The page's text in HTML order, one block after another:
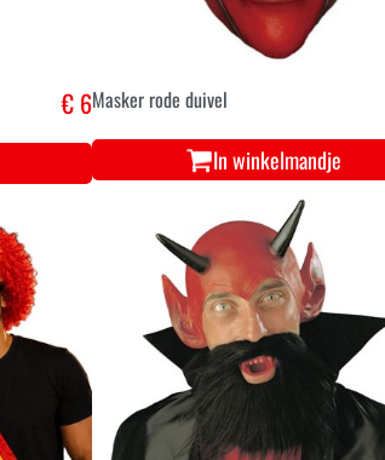
€ 6Masker rode duivel
In winkelmandje